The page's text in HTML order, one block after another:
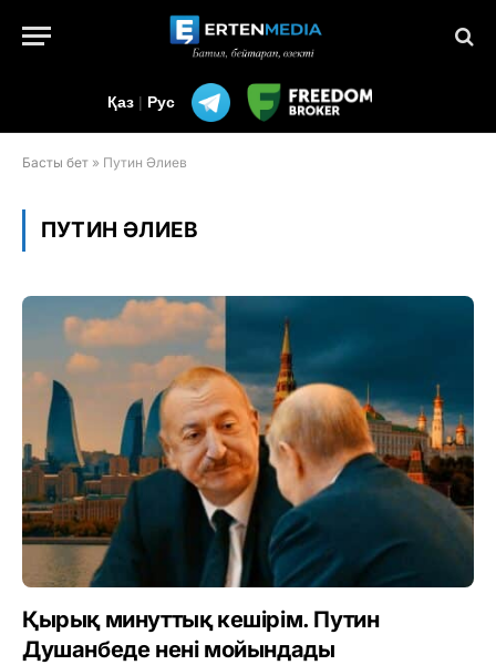
Қаз | Рус
Басты бет » Путин Әлиев
ПУТИН ӘЛИЕВ
Қырық минуттық кешірім. Путин
Душанбеде нені мойындады